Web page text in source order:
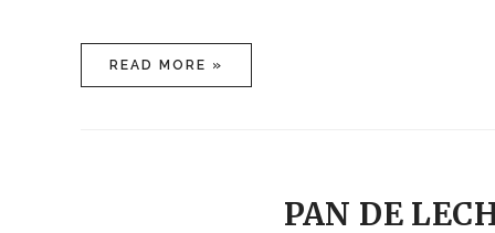
READ MORE »
PAN DE